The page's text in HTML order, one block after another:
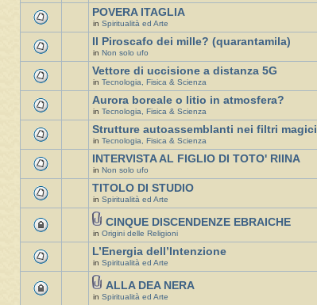
POVERA ITAGLIA
in Spiritualità ed Arte
Il Piroscafo dei mille? (quarantamila)
in Non solo ufo
Vettore di uccisione a distanza 5G
in Tecnologia, Fisica & Scienza
Aurora boreale o litio in atmosfera?
in Tecnologia, Fisica & Scienza
Strutture autoassemblanti nei filtri magici
in Tecnologia, Fisica & Scienza
INTERVISTA AL FIGLIO DI TOTO' RIINA
in Non solo ufo
TITOLO DI STUDIO
in Spiritualità ed Arte
CINQUE DISCENDENZE EBRAICHE
in Origini delle Religioni
L’Energia dell’Intenzione
in Spiritualità ed Arte
ALLA DEA NERA
in Spiritualità ed Arte